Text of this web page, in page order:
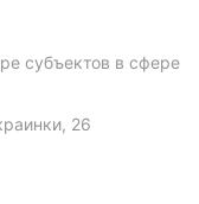
субъектов в сфере
26